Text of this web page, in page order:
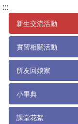
:::
新生交流活動
實習相關活動
所友回娘家
小畢典
課堂花絮